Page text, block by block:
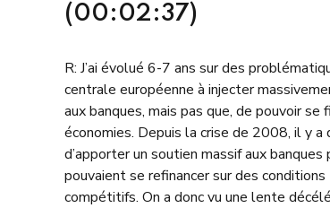
(00:02:37)
R: J’ai évolué 6-7 ans sur des
centrale européenne à injecter
aux banques, mais pas que, de pouvoir
économies. Depuis la crise de 2008, il y a
d’apporter un soutien massif aux
pouvaient se refinancer sur des
compétitifs. On a donc vu une lente